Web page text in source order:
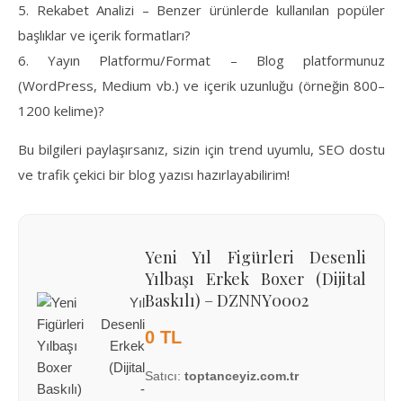
5. Rekabet Analizi – Benzer ürünlerde kullanılan popüler
başlıklar ve içerik formatları?
6. Yayın Platformu/Format – Blog platformunuz
(WordPress, Medium vb.) ve içerik uzunluğu (örneğin 800–
1200 kelime)?
Bu bilgileri paylaşırsanız, sizin için trend uyumlu, SEO dostu
ve trafik çekici bir blog yazısı hazırlayabilirim!
Yeni Yıl Figürleri Desenli
Yılbaşı Erkek Boxer (Dijital
Baskılı) – DZNNY0002
0 TL
Satıcı: toptanceyiz.com.tr